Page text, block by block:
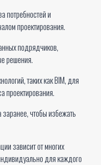
потребностей и
проектирования.
подрядчиков,
решения.
таких как BIM, для
проектирования.
чтобы избежать
зависит от многих
для каждого